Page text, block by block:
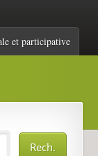
et participative